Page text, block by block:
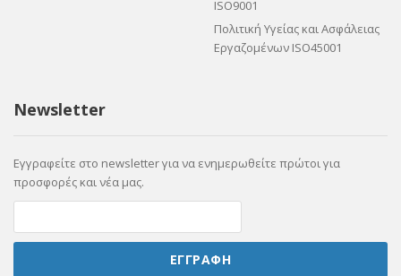
ISO9001
Πολιτική Υγείας και Ασφάλειας
Εργαζομένων ISO45001
Newsletter
Εγγραφείτε στο newsletter για να ενημερωθείτε πρώτοι για
προσφορές και νέα μας.
ΕΓΓΡΑΦΗ